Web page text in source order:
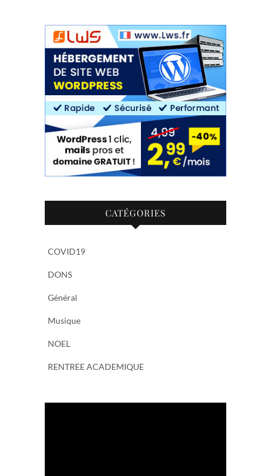
CATÉGORIES
COVID19
DONS
Général
Musique
NOEL
RENTREE ACADEMIQUE